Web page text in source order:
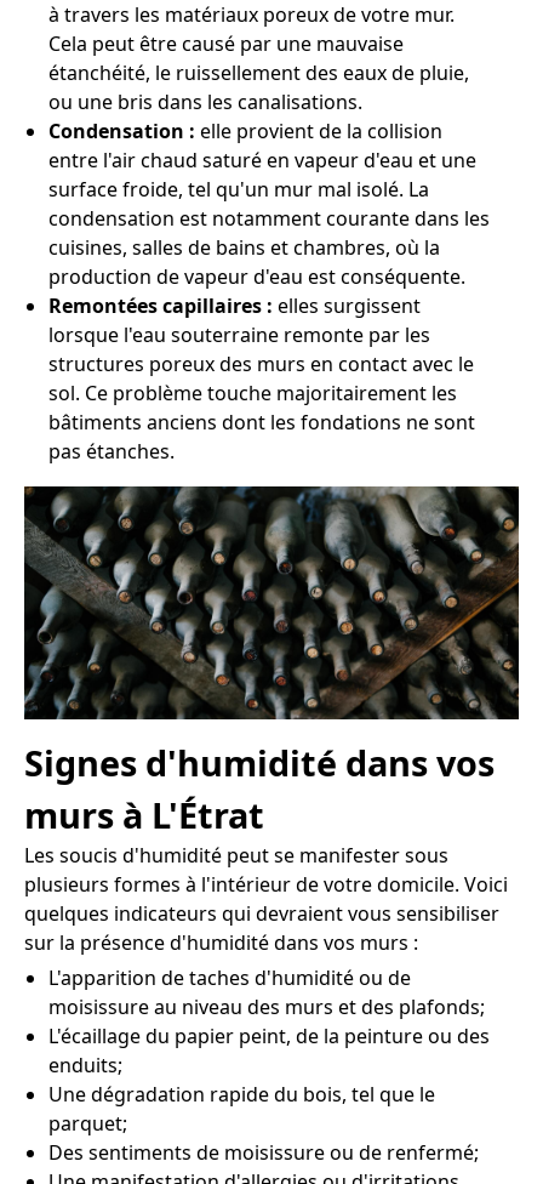
à travers les matériaux poreux de votre mur.
Cela peut être causé par une mauvaise
étanchéité, le ruissellement des eaux de pluie,
ou une bris dans les canalisations.
Condensation : elle provient de la collision
entre l'air chaud saturé en vapeur d'eau et une
surface froide, tel qu'un mur mal isolé. La
condensation est notamment courante dans les
cuisines, salles de bains et chambres, où la
production de vapeur d'eau est conséquente.
Remontées capillaires : elles surgissent
lorsque l'eau souterraine remonte par les
structures poreux des murs en contact avec le
sol. Ce problème touche majoritairement les
bâtiments anciens dont les fondations ne sont
pas étanches.
Signes d'humidité dans vos
murs à L'Étrat
Les soucis d'humidité peut se manifester sous
plusieurs formes à l'intérieur de votre domicile. Voici
quelques indicateurs qui devraient vous sensibiliser
sur la présence d'humidité dans vos murs :
L'apparition de taches d'humidité ou de
moisissure au niveau des murs et des plafonds;
L'écaillage du papier peint, de la peinture ou des
enduits;
Une dégradation rapide du bois, tel que le
parquet;
Des sentiments de moisissure ou de renfermé;